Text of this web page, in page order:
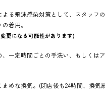
よる飛沫感染対策として、スタッフ
着用。
更になる可能性があります)
、一定時間ごとの手洗い、もしくは
まめな換気。(閉店後も24時間、換気